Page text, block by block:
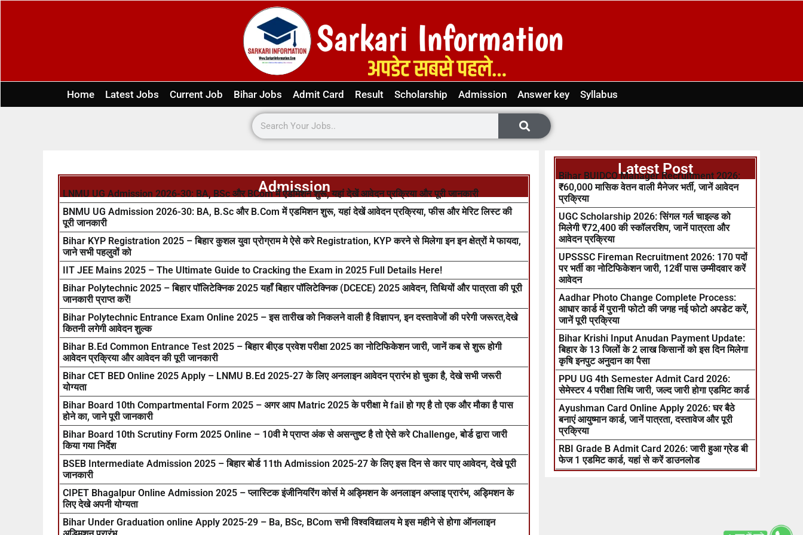
Home Latest Jobs Current Job Bihar Jobs Admit Card Result Scholarship Admission Answer key Syllabus
Admission
LNMU UG Admission 2026-30: BA, BSc और BCom में एडमिशन शुरू, यहां देखें आवेदन प्रक्रिया और पूरी जानकारी
BNMU UG Admission 2026-30: BA, B.Sc और B.Com में एडमिशन शुरू, यहां देखें आवेदन प्रक्रिया, फीस और मेरिट लिस्ट की
पूरी जानकारी
Bihar KYP Registration 2025 – बिहार कुशल युवा प्रोग्राम मे ऐसे करे Registration, KYP करने से मिलेगा इन इन क्षेत्रों मे फायदा,
जाने सभी पहलुवों को
IIT JEE Mains 2025 – The Ultimate Guide to Cracking the Exam in 2025 Full Details Here!
Bihar Polytechnic 2025 – बिहार पॉलिटेक्निक 2025 यहाँ बिहार पॉलिटेक्निक (DCECE) 2025 आवेदन, तिथियों और पात्रता की पूरी
जानकारी प्राप्त करें!
Bihar Polytechnic Entrance Exam Online 2025 – इस तारीख को निकलने वाली है विज्ञापन, इन दस्तावेजों की परेगी जरूरत,देखे
कितनी लगेगी आवेदन शुल्क
Bihar B.Ed Common Entrance Test 2025 – बिहार बीएड प्रवेश परीक्षा 2025 का नोटिफिकेशन जारी, जानें कब से शुरू होगी
आवेदन प्रक्रिया और आवेदन की पूरी जानकारी
Bihar CET BED Online 2025 Apply – LNMU B.Ed 2025-27 के लिए अनलाइन आवेदन प्रारंभ हो चुका है, देखे सभी जरूरी
योग्यता
Bihar Board 10th Compartmental Form 2025 – अगर आप Matric 2025 के परीक्षा मे fail हो गए है तो एक और मौका है पास
होने का, जाने पूरी जानकारी
Bihar Board 10th Scrutiny Form 2025 Online – 10वी मे प्राप्त अंक से असन्तुष्ट है तो ऐसे करे Challenge, बोर्ड द्वारा जारी
किया गया निर्देश
BSEB Intermediate Admission 2025 – बिहार बोर्ड 11th Admission 2025-27 के लिए इस दिन से कार पाए आवेदन, देखे पूरी
जानकारी
CIPET Bhagalpur Online Admission 2025 – प्लास्टिक इंजीनियरिंग कोर्स मे अड्मिशन के अनलाइन अप्लाइ प्रारंभ, अड्मिशन के
लिए देखे अपनी योग्यता
Bihar Under Graduation online Apply 2025-29 – Ba, BSc, BCom सभी विश्वविद्यालय मे इस महीने से होगा ऑनलाइन
Latest Post
Bihar BUIDCO Manager Recruitment 2026:
₹60,000 मासिक वेतन वाली मैनेजर भर्ती, जानें आवेदन
प्रक्रिया
UGC Scholarship 2026: सिंगल गर्ल चाइल्ड को
मिलेगी ₹72,400 की स्कॉलरशिप, जानें पात्रता और
आवेदन प्रक्रिया
UPSSSC Fireman Recruitment 2026: 170 पदों
पर भर्ती का नोटिफिकेशन जारी, 12वीं पास उम्मीदवार करें
आवेदन
Aadhar Photo Change Complete Process:
आधार कार्ड में पुरानी फोटो की जगह नई फोटो अपडेट करें,
जानें पूरी प्रक्रिया
Bihar Krishi Input Anudan Payment Update:
बिहार के 13 जिलों के 2 लाख किसानों को इस दिन मिलेगा
कृषि इनपुट अनुदान का पैसा
PPU UG 4th Semester Admit Card 2026:
सेमेस्टर 4 परीक्षा तिथि जारी, जल्द जारी होगा एडमिट कार्ड
Ayushman Card Online Apply 2026: घर बैठे
बनाएं आयुष्मान कार्ड, जानें पात्रता, दस्तावेज और पूरी
प्रक्रिया
RBI Grade B Admit Card 2026: जारी हुआ ग्रेड बी
फेज 1 एडमिट कार्ड, यहां से करें डाउनलोड